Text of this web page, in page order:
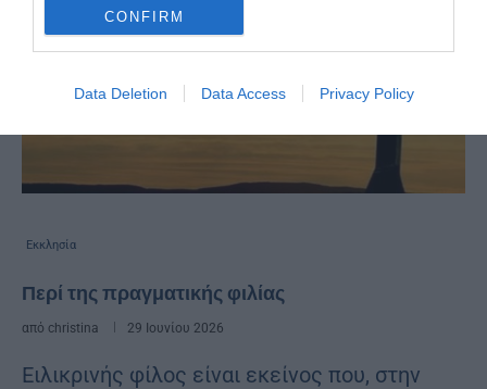
CONFIRM
Data Deletion Data Access Privacy Policy
Εκκλησία
Περί της πραγματικής φιλίας
από christina 29 Ιουνίου 2026
Ειλικρινής φίλος είναι εκείνος που, στην